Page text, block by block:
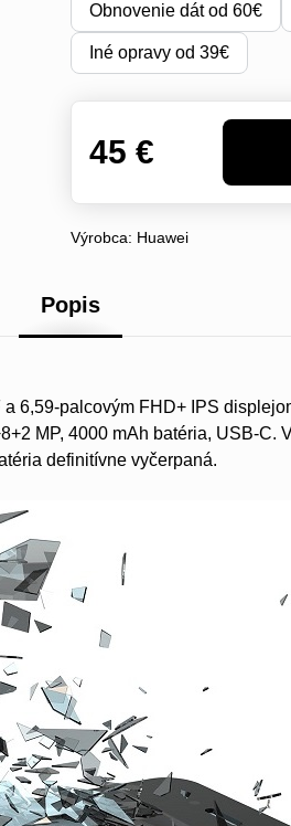
Obnovenie dát od 60€
Iné opravy od 39€
45 €
Výrobca: Huawei
Popis
6,59-palcovým FHD+ IPS
MP, 4000 mAh batéria, USB-C.
definitívne vyčerpaná.